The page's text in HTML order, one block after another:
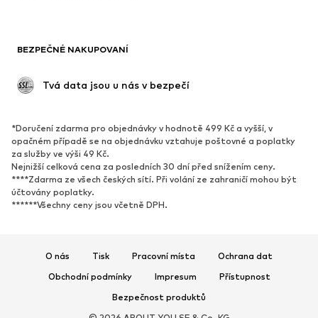
Příležitosti
Upcyklace
Nové
Oblíbené
Tenisky
Lodičky & boty na podpatku
Kozačky
Sandály
Exkluzivně
BEZPEČNÉ NAKUPOVANÍ
Tvá data jsou u nás v bezpečí
*Doručení zdarma pro objednávky v hodnotě 499 Kč a vyšší, v
opačném případě se na objednávku vztahuje poštovné a poplatky
za služby ve výši 49 Kč.
Nejnižší celková cena za posledních 30 dní před snížením ceny.
****Zdarma ze všech českých sítí. Při volání ze zahraničí mohou být
účtovány poplatky.
******Všechny ceny jsou včetně DPH.
O nás Tisk Pracovní místa
Ochrana dat
Obchodní podmínky
Impresum
Přístupnost
Bezpečnost produktů